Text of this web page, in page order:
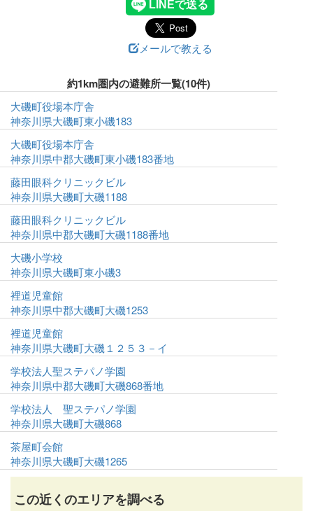
メールで教える
約1km圏内の避難所一覧(10件)
大磯町役場本庁舎
神奈川県大磯町東小磯183
大磯町役場本庁舎
神奈川県中郡大磯町東小磯183番地
藤田眼科クリニックビル
神奈川県大磯町大磯1188
藤田眼科クリニックビル
神奈川県中郡大磯町大磯1188番地
大磯小学校
神奈川県大磯町東小磯3
裡道児童館
神奈川県中郡大磯町大磯1253
裡道児童館
神奈川県大磯町大磯１２５３－イ
学校法人聖ステパノ学園
神奈川県中郡大磯町大磯868番地
学校法人 聖ステパノ学園
神奈川県大磯町大磯868
茶屋町会館
神奈川県大磯町大磯1265
この近くのエリアを調べる